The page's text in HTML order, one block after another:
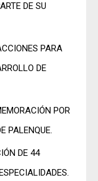
DE SU
PARA
DE
POR
PALENQUE.
DE 44